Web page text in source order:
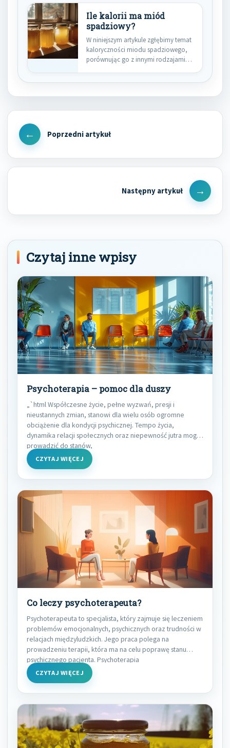
Ile kalorii ma miód
spadziowy?
W niniejszym artykule zgłębimy temat
kaloryczności miodu spadziowego,
porównując go z innymi rodzajami
Nawigacja
wpisu
Previous
Next
Post
Czytaj inne wpisy
Psychoterapia – pomoc dla duszy
„`html Współczesne życie, pełne wyzwań, presji i
nieustannych zmian, stanowi dla wielu osób ogromne
obciążenie dla kondycji psychicznej. Tempo życia,
dynamika relacji społecznych oraz niepewność jutra mogą
prowadzić do stanów,
CZYTAJ WIĘCEJ
Co leczy psychoterapeuta?
Psychoterapeuta to specjalista, który zajmuje się leczeniem
problemów emocjonalnych, psychicznych oraz trudności w
relacjach międzyludzkich. Jego praca polega na
prowadzeniu terapii, która ma na celu poprawę stanu
psychicznego pacjenta. Psychoterapia
CZYTAJ WIĘCEJ